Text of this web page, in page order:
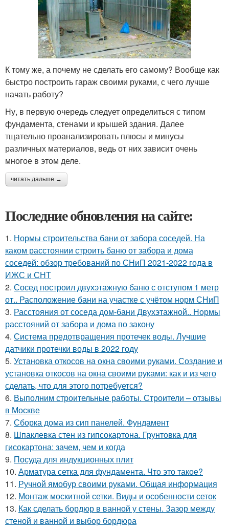
К тому же, а почему не сделать его самому? Вообще как
быстро построить гараж своими руками, с чего лучше
начать работу?
Ну, в первую очередь следует определиться с типом
фундамента, стенами и крышей здания. Далее
тщательно проанализировать плюсы и минусы
различных материалов, ведь от них зависит очень
многое в этом деле.
читать дальше →
Последние обновления на сайте:
1. Нормы строительства бани от забора соседей. На
каком расстоянии строить баню от забора и дома
соседей: обзор требований по СНиП 2021-2022 года в
ИЖС и СНТ
2. Сосед построил двухэтажную баню с отступом 1 метр
от.. Расположение бани на участке с учётом норм СНиП
3. Расстояния от соседа дом-бани Двухэтажной.. Нормы
расстояний от забора и дома по закону
4. Система предотвращения протечек воды. Лучшие
датчики протечки воды в 2022 году
5. Установка откосов на окна своими руками. Создание и
установка откосов на окна своими руками: как и из чего
сделать, что для этого потребуется?
6. Выполним строительные работы. Строители – отзывы
в Москве
7. Сборка дома из сип панелей. Фундамент
8. Шпаклевка стен из гипсокартона. Грунтовка для
гисокартона: зачем, чем и когда
9. Посуда для индукционных плит
10. Арматура сетка для фундамента. Что это такое?
11. Ручной ямобур своими руками. Общая информация
12. Монтаж москитной сетки. Виды и особенности сеток
13. Как сделать бордюр в ванной у стены. Зазор между
стеной и ванной и выбор бордюра